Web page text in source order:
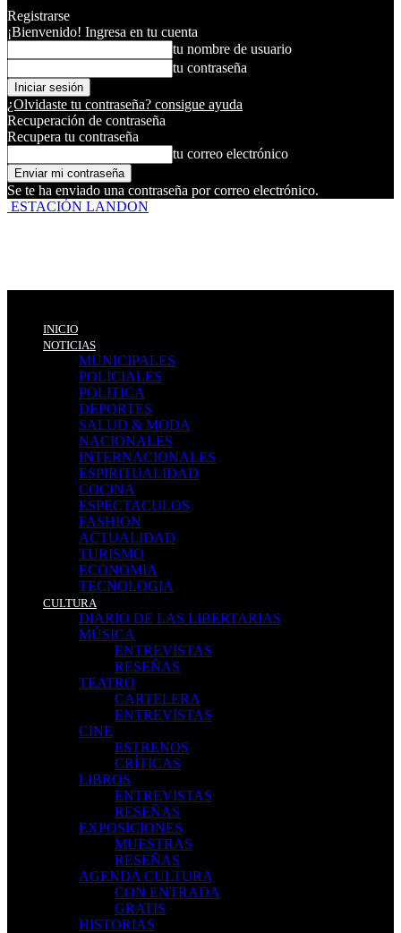
Registrarse
¡Bienvenido! Ingresa en tu cuenta
tu nombre de usuario
tu contraseña
¿Olvidaste tu contraseña? consigue ayuda
Recuperación de contraseña
Recupera tu contraseña
tu correo electrónico
Se te ha enviado una contraseña por correo electrónico.
ESTACIÓN LANDON
INICIO
NOTICIAS
MUNICIPALES
POLICIALES
POLITICA
DEPORTES
SALUD & MODA
NACIONALES
INTERNACIONALES
ESPIRITUALIDAD
COCINA
ESPECTACULOS
FASHION
ACTUALIDAD
TURISMO
ECONOMIA
TECNOLOGIA
CULTURA
DIARIO DE LAS LIBERTARIAS
MÚSICA
ENTREVISTAS
RESEÑAS
TEATRO
CARTELERA
ENTREVISTAS
CINE
ESTRENOS
CRÍTICAS
LIBROS
ENTREVISTAS
RESEÑAS
EXPOSICIONES
MUESTRAS
RESEÑAS
AGENDA CULTURA
CON ENTRADA
GRATIS
HISTORIAS